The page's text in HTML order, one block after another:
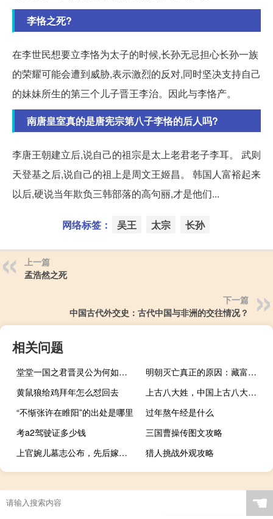
李恪之死?
在李世民想要立李恪为太子的时候,长孙无忌担心长孙一族
的荣耀可能会遭到威胁,表示激烈的反对,同时坚决支持自己
的妹妹所生的第三个儿子晋王李治。因此与李恪产。
南唐皇室真的是唐宪宗第八子李恪的后人吗?
李唐王朝建立后,说自己的祖宗是太上老君老子李耳。 武则
天登基之后,说自己的祖上是周文王姬昌。 韩国人富裕起来
以后,硬说当年欺负三韩部落的高句丽,才是他们...
网络标签： 吴王 太宗 长孙
上一篇
孟浩然之死
下一篇
中国古代外交史：古代中国与非洲的交往情况？
相关问题
堂堂一国之君晋灵公为何如此偏爱宠物狗？
明朝灭亡真正的原因：藏富于官，藏富于贾
黄鼠狼给鸡拜年怎么怼回去
上古八大姓，中国上古八大姓氏
“不惭张许在睢阳”的出处是哪里
过年熬午经是什么
考a2驾驶证多少钱
三国曹操传图文攻略
上官婉儿墓志公布，先后嫁给两皇帝
猎人挑战外观攻略
☚